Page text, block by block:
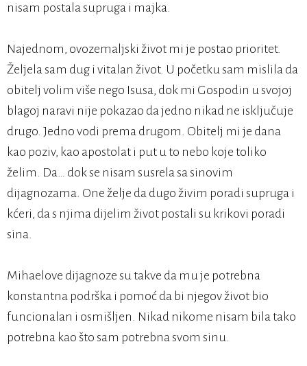
nisam postala supruga i majka.
Najednom, ovozemaljski život mi je postao prioritet.
Željela sam dug i vitalan život. U početku sam mislila da
obitelj volim više nego Isusa, dok mi Gospodin u svojoj
blagoj naravi nije pokazao da jedno nikad ne isključuje
drugo. Jedno vodi prema drugom. Obitelj mi je dana
kao poziv, kao apostolat i put u to nebo koje toliko
želim. Da… dok se nisam susrela sa sinovim
dijagnozama. One želje da dugo živim poradi supruga i
kćeri, da s njima dijelim život postali su krikovi poradi
sina.
Mihaelove dijagnoze su takve da mu je potrebna
konstantna podrška i pomoć da bi njegov život bio
funcionalan i osmišljen. Nikad nikome nisam bila tako
potrebna kao što sam potrebna svom sinu.